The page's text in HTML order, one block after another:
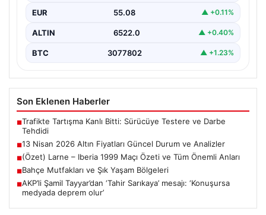
EUR 55.08 ▲ +0.11%
ALTIN 6522.0 ▲ +0.40%
BTC 3077802 ▲ +1.23%
Son Eklenen Haberler
■Trafikte Tartışma Kanlı Bitti: Sürücüye Testere ve Darbe
Tehdidi
■13 Nisan 2026 Altın Fiyatları Güncel Durum ve Analizler
■(Özet) Larne – Iberia 1999 Maçı Özeti ve Tüm Önemli Anları
■Bahçe Mutfakları ve Şık Yaşam Bölgeleri
■AKP’li Şamil Tayyar’dan ‘Tahir Sarıkaya’ mesajı: ‘Konuşursa
medyada deprem olur’